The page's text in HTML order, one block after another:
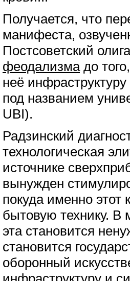
Получается, что
манифеста,
Постсоветский
феодализмадо
неё
под названием
UBI).
Радзинский
технологическая
источнике
вынужден
покуда именно этот
бытовую технику. В
эта становится
становится
оборонный